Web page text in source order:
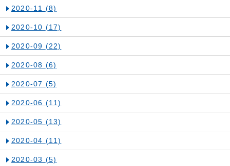
2020-11 (8)
2020-10 (17)
2020-09 (22)
2020-08 (6)
2020-07 (5)
2020-06 (11)
2020-05 (13)
2020-04 (11)
2020-03 (5)